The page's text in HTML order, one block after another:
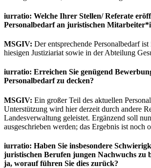
iurratio: Welche Ihrer Stellen/ Referate
Personalbedarf an juristischen
MSGIV: Der entsprechende Personalbedarf
hiesigen Justiziariat sowie in der Abteilung
iurratio: Erreichen Sie genügend
Personalbedarf zu decken?
MSGIV: Ein großer Teil des aktuellen
Unterstützung wird hier derzeit durch andere
Landesverwaltung geleistet. Ergänzend soll
ausgeschrieben werden; das Ergebnis ist noch
iurratio: Haben Sie insbesondere
juristischen Berufen jungen Nachwuchs zu
ja, worauf führen Sie dies zurück?